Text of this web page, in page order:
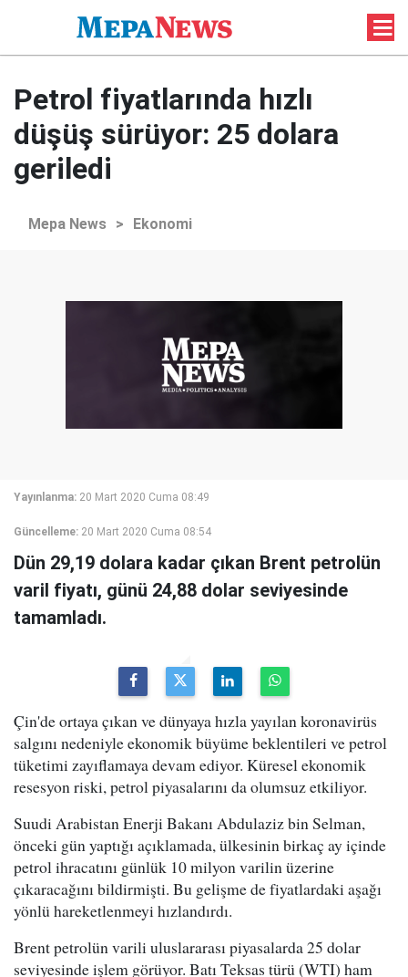
Petrol fiyatlarında hızlı
düşüş sürüyor: 25 dolara
geriledi
Mepa News > Ekonomi
Yayınlanma: 20 Mart 2020 Cuma 08:49
Güncelleme: 20 Mart 2020 Cuma 08:54
Dün 29,19 dolara kadar çıkan Brent petrolün
varil fiyatı, günü 24,88 dolar seviyesinde
tamamladı.
Çin'de ortaya çıkan ve dünyaya hızla yayılan koronavirüs
salgını nedeniyle ekonomik büyüme beklentileri ve petrol
tüketimi zayıflamaya devam ediyor. Küresel ekonomik
resesyon riski, petrol piyasalarını da olumsuz etkiliyor.
Suudi Arabistan Enerji Bakanı Abdulaziz bin Selman,
önceki gün yaptığı açıklamada, ülkesinin birkaç ay içinde
petrol ihracatını günlük 10 milyon varilin üzerine
çıkaracağını bildirmişti. Bu gelişme de fiyatlardaki aşağı
yönlü hareketlenmeyi hızlandırdı.
Brent petrolün varili uluslararası piyasalarda 25 dolar
seviyesinde işlem görüyor. Batı Teksas türü (WTI) ham